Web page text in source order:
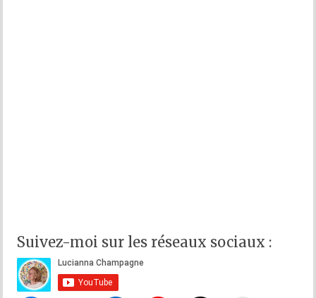
Suivez-moi sur les réseaux sociaux :